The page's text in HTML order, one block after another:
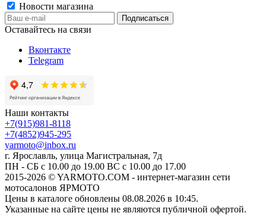
Новости магазина
Оставайтесь на связи
Вконтакте
Telegram
Наши контакты
+7(915)981-8118
+7(4852)945-295
yarmoto@inbox.ru
г. Ярославль, улица Магистральная, 7д
ПН - СБ с 10.00 до 19.00 ВС с 10.00 до 17.00
2015-2026 © YARMOTO.COM - интернет-магазин сети
мотосалонов ЯРМОТО
Цены в каталоге обновлены 08.08.2026 в 10:45.
Указанные на сайте цены не являются публичной офертой.